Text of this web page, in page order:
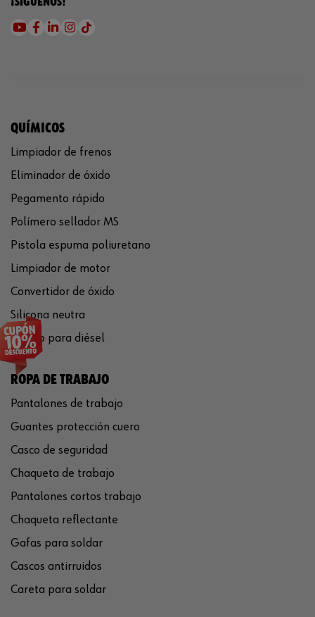
QUÍMICOS
Limpiador de frenos
Eliminador de óxido
Pegamento rápido
Polímero sellador MS
Pistola espuma poliuretano
Limpiador de motor
Convertidor de óxido
Silicona neutra
Aditivo para diésel
ROPA DE TRABAJO
Pantalones de trabajo
Guantes protección cuero
Casco de seguridad
Chaqueta de trabajo
Pantalones cortos trabajo
Chaqueta reflectante
Gafas para soldar
Cascos antirruidos
Careta para soldar